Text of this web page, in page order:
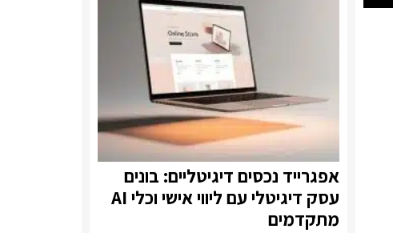
אפגרייד נכסים דיגיטליים: בונים
עסק דיגיטלי עם ליווי אישי וכלי AI
מתקדמים